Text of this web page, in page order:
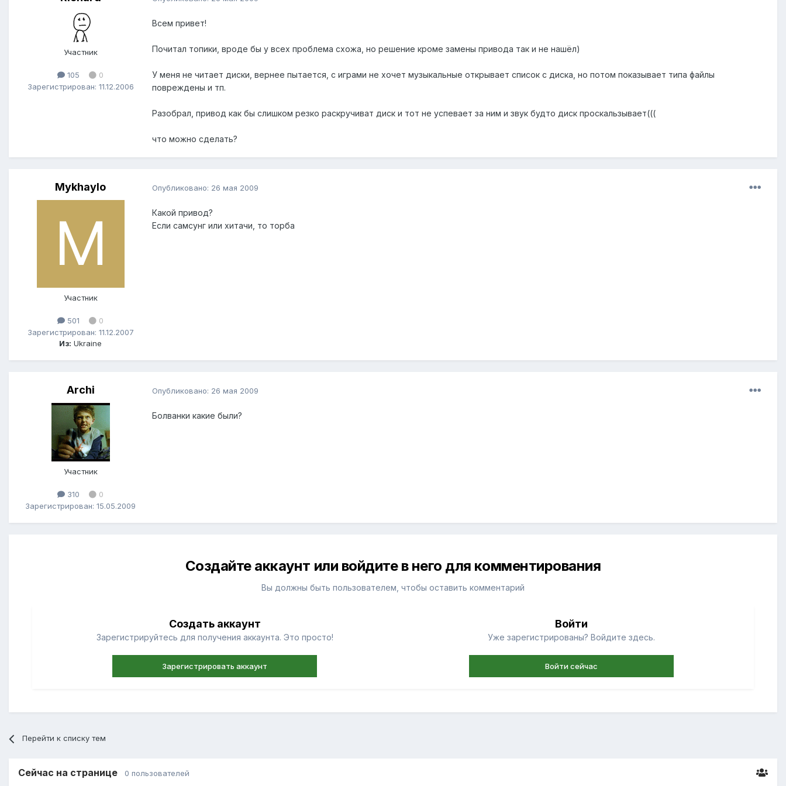
Участник
105
0
Зарегистрирован: 11.12.2006
Всем привет!
Почитал топики, вроде бы у всех проблема схожа, но решение кроме замены привода так и не нашёл)
У меня не читает диски, вернее пытается, с играми не хочет музыкальные открывает список с диска, но потом показывает типа файлы
повреждены и тп.
Разобрал, привод как бы слишком резко раскручиват диск и тот не успевает за ним и звук будто диск проскальзывает(((
что можно сделать?
Mykhaylo
Участник
501
0
Зарегистрирован: 11.12.2007
Из: Ukraine
Опубликовано: 26 мая 2009
Какой привод?
Если самсунг или хитачи, то торба
Archi
Участник
310
0
Зарегистрирован: 15.05.2009
Опубликовано: 26 мая 2009
Болванки какие были?
Создайте аккаунт или войдите в него для комментирования
Вы должны быть пользователем, чтобы оставить комментарий
Создать аккаунт
Зарегистрируйтесь для получения аккаунта. Это просто!
Зарегистрировать аккаунт
Войти
Уже зарегистрированы? Войдите здесь.
Войти сейчас
Перейти к списку тем
Сейчас на странице 0 пользователей